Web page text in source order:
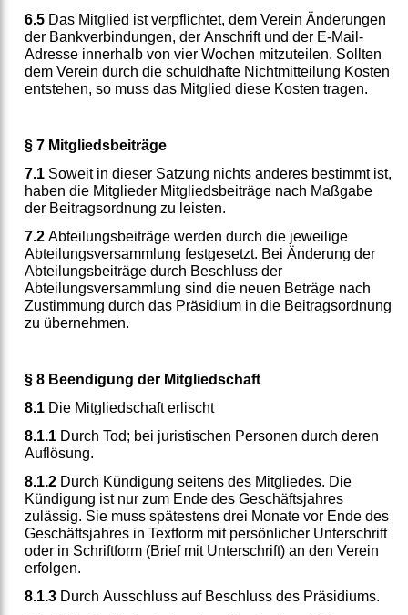
6.5Das Mitglied ist verpflichtet, dem Verein Änderungen
der Bankverbindungen, der Anschrift und der E-Mail-
Adresse innerhalb von vier Wochen mitzuteilen. Sollten
dem Verein durch die schuldhafte Nichtmitteilung Kosten
entstehen, so muss das Mitglied diese Kosten tragen.
§ 7 Mitgliedsbeiträge
7.1Soweit in dieser Satzung nichts anderes bestimmt ist,
haben die Mitglieder Mitgliedsbeiträge nach Maßgabe
der Beitragsordnung zu leisten.
7.2Abteilungsbeiträge werden durch die jeweilige
Abteilungsversammlung festgesetzt. Bei Änderung der
Abteilungsbeiträge durch Beschluss der
Abteilungsversammlung sind die neuen Beträge nach
Zustimmung durch das Präsidium in die Beitragsordnung
zu übernehmen.
§ 8 Beendigung der Mitgliedschaft
8.1Die Mitgliedschaft erlischt
8.1.1Durch Tod; bei juristischen Personen durch deren
Auflösung.
8.1.2Durch Kündigung seitens des Mitgliedes. Die
Kündigung ist nur zum Ende des Geschäftsjahres
zulässig. Sie muss spätestens drei Monate vor Ende des
Geschäftsjahres in Textform mit persönlicher Unterschrift
oder in Schriftform (Brief mit Unterschrift) an den Verein
erfolgen.
8.1.3Durch Ausschluss auf Beschluss des Präsidiums.